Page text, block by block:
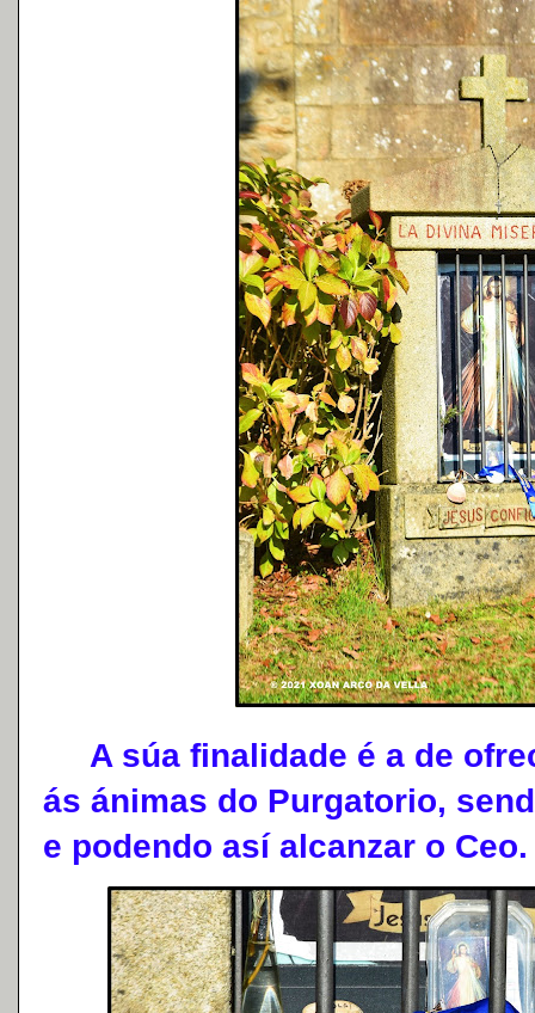
A súa finalidade é a de
ás ánimas do Purgatorio,
e podendo así alcanzar o Ceo.